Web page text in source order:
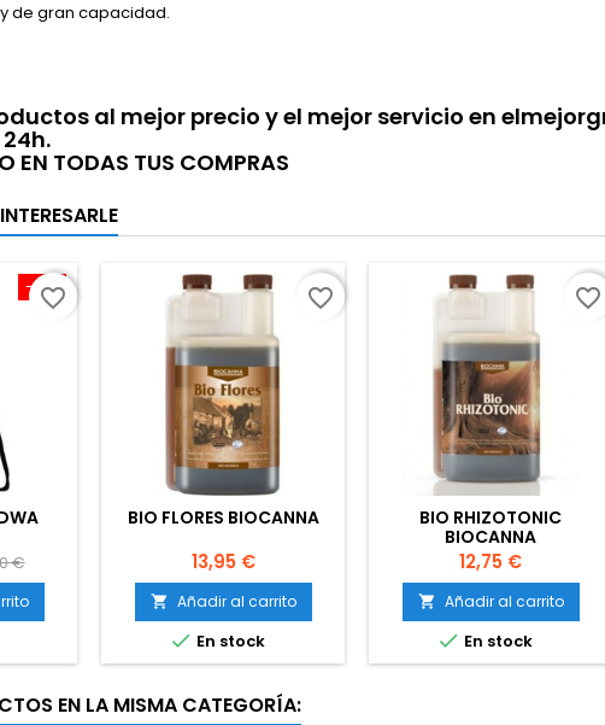
de gran capacidad.
al mejor precio y el mejor servicio en
EN TODAS TUS COMPRAS
-10%
€
favorite_border
BIO FLORES BIOCANNA
Precio
13,95 €
 Añadir al carrito
 En stock
favorite_border
BIO RHIZOTONIC
BIOCANNA
Precio
12,75 €
 Añadir al carrito
 En stock
favorite_border
EN LA MISMA CATEGORÍA: